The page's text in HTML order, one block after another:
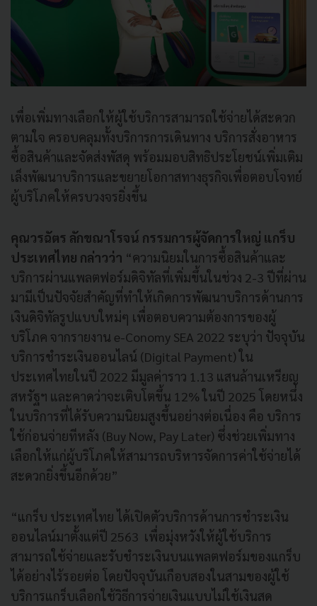
เพื่อเพิ่มทางเลือกให้ผู้ใช้บริการสามารถใช้จ่ายได้สะดวก
ตามใจ ครอบคลุมทั้งบริการการเดินทาง บริการสั่งอาหาร
ซื้อสินค้าและจัดส่งพัสดุ พร้อมมอบสิทธิประโยชน์เพิ่มเติม
เล็งพัฒนาบริการและขยายโอกาสทางธุรกิจเพื่อตอบโจทย์
ผู้บริโภคให้ครบวงจรยิ่งขึ้น
คุณวรฉัตร ลักขณาโรจน์ กรรมการผู้จัดการใหญ่ แกร็บ
ประเทศไทย กล่าวว่า “ความนิยมในการซื้อสินค้าและ
บริการผ่านแพลตฟอร์มดิจิทัลที่เพิ่มขึ้นในช่วง 2-3 ปีที่ผ่าน
มามีเป็นปัจจัยสำคัญที่ทำให้เกิดการพัฒนาบริการด้านการ
เงินดิจิทัลรูปแบบใหม่ๆ เพื่อตอบความต้องการของผู้
บริโภค จากรายงาน e-Conomy SEA 2022 ระบุว่า ปัจจุบัน
บริการชำระเงินออนไลน์ (Digital Payment) ใน
ประเทศไทยในปี 2022 มีมูลค่าราว 1.13 แสนล้านเหรียญ
สหรัฐฯ และคาดว่าจะเติบโตขึ้น 12% ในปี 2025 โดยหนึ่ง
ในบริการที่ได้รับความนิยมสูงขึ้นอย่างต่อเนื่อง คือ บริการ
ใช้ก่อนจ่ายทีหลัง (Buy Now, Pay Later) ซึ่งช่วยเพิ่มทาง
เลือกให้แก่ผู้บริโภคให้สามารถบริหารจัดการค่าใช้จ่ายได้
สะดวกยิ่งขึ้นอีกด้วย”
“แกร็บ ประเทศไทย ได้เปิดตัวบริการด้านการชำระเงิน
ออนไลน์มาตั้งแต่ปี 2563 เพื่อมุ่งหวังให้ผู้ใช้บริการ
สามารถใช้จ่ายและรับชำระเงินบนแพลตฟอร์มของแกร็บ
ได้อย่างไร้รอยต่อ โดยปัจจุบันเกือบสองในสามของผู้ใช้
บริการแกร็บเลือกใช้วิธีการจ่ายเงินแบบไม่ใช้เงินสด